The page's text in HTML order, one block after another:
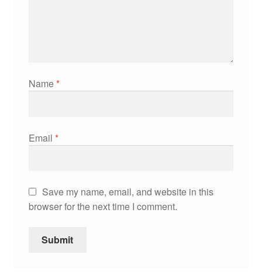
Name*
Email *
Save my name, email, and website in this
browser for the next time I comment.